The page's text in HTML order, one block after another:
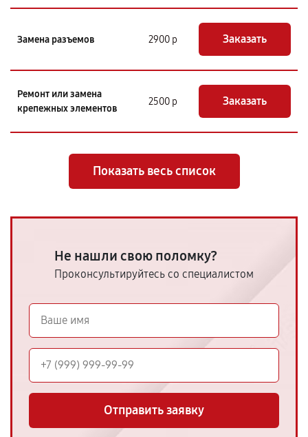
Замена разъемов 2900 р Заказать
Ремонт или замена
крепежных элементов
2500 р Заказать
Показать весь список
Не нашли свою поломку?
Проконсультируйтесь со специалистом
Отправить заявку